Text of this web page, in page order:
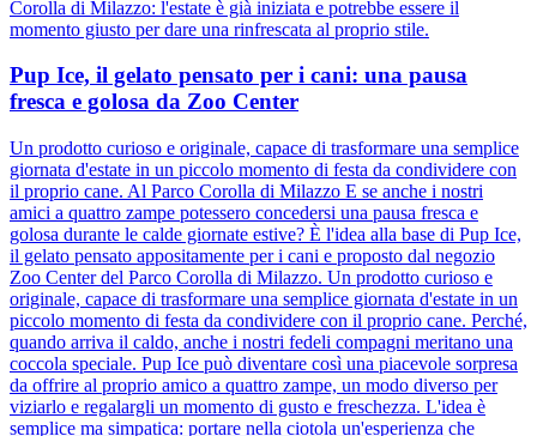
Corolla di Milazzo: l'estate è già iniziata e potrebbe essere il
momento giusto per dare una rinfrescata al proprio stile.
Pup Ice, il gelato pensato per i cani: una pausa
fresca e golosa da Zoo Center
Un prodotto curioso e originale, capace di trasformare una semplice
giornata d'estate in un piccolo momento di festa da condividere con
il proprio cane. Al Parco Corolla di Milazzo E se anche i nostri
amici a quattro zampe potessero concedersi una pausa fresca e
golosa durante le calde giornate estive? È l'idea alla base di Pup Ice,
il gelato pensato appositamente per i cani e proposto dal negozio
Zoo Center del Parco Corolla di Milazzo. Un prodotto curioso e
originale, capace di trasformare una semplice giornata d'estate in un
piccolo momento di festa da condividere con il proprio cane. Perché,
quando arriva il caldo, anche i nostri fedeli compagni meritano una
coccola speciale. Pup Ice può diventare così una piacevole sorpresa
da offrire al proprio amico a quattro zampe, un modo diverso per
viziarlo e regalargli un momento di gusto e freschezza. L'idea è
semplice ma simpatica: portare nella ciotola un'esperienza che